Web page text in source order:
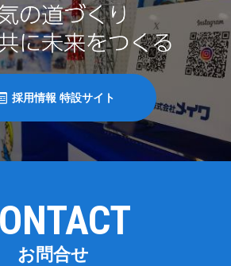
採用情報 特設サイト
お問合せ